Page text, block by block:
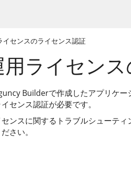
イセンスのライセンス認証
用ライセン
Builderで作成したアプリケー
センス認証が必要です。
ンスに関するトラブルシューティ
さい。